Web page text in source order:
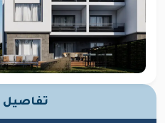
تفاصيل